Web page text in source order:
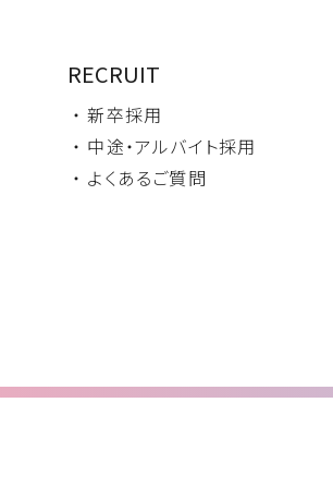
RECRUIT
・ 新卒採用
・ 中途・アルバイト採用
・ よくあるご質問